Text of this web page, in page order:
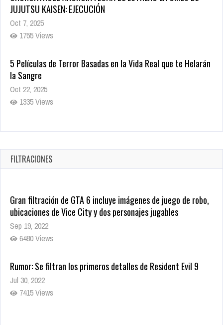
5 Películas de Terror Basadas en la Vida Real que te Helarán
la Sangre
1335 Views
Revive el terror: El conjuro 4: Últimos ritos ya está disponible
en tiendas digitales
FILTRACIONES
Gran filtración de GTA 6 incluye imágenes de juego de robo,
ubicaciones de Vice City y dos personajes jugables
Sep 19, 2022
6480 Views
Rumor: Se filtran los primeros detalles de Resident Evil 9
Jul 30, 2022
7415 Views